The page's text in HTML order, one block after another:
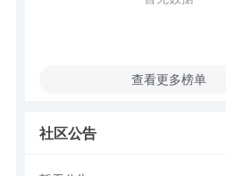
查看更多榜单
社区公告